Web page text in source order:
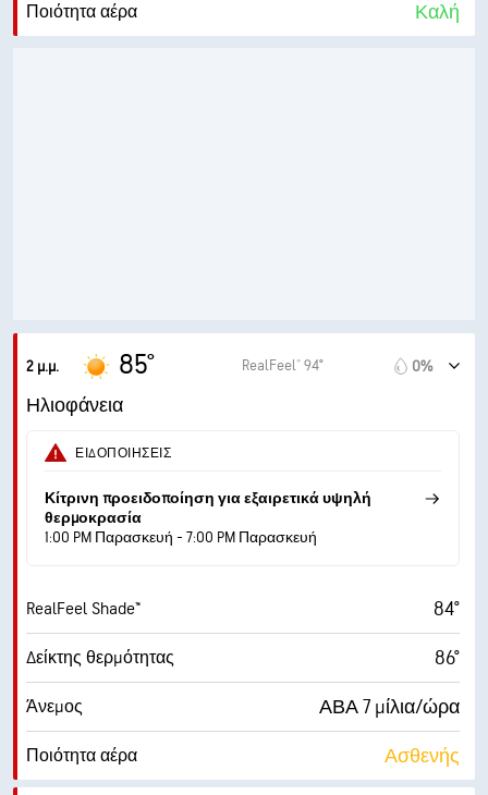
Ποιότητα αέρα Καλή
Ορατότητα 10 μίλ.
Ύψος νεφών
2 μ.μ. 85° RealFeel® 94° 0%
Ηλιοφάνεια
ΕΙΔΟΠΟΙΉΣΕΙΣ
Κίτρινη προειδοποίηση για εξαιρετικά υψηλή
θερμοκρασία
1:00 PM Παρασκευή - 7:00 PM Παρασκευή
RealFeel Shade™ 84°
Δείκτης θερμότητας 86°
Άνεμος ΑΒΑ 7 μίλια/ώρα
Ποιότητα αέρα Ασθενής